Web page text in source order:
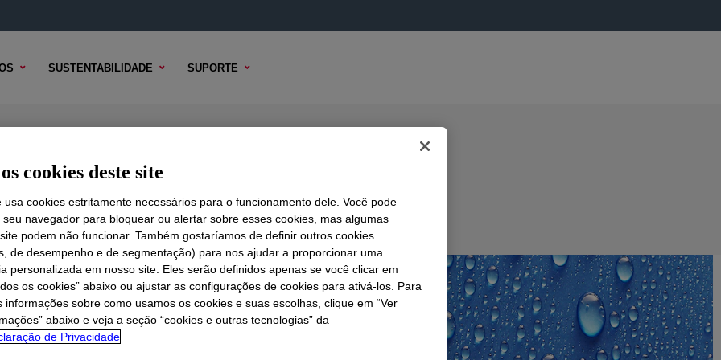
SUSTENTABILIDADE SUPORTE
Rubber
TÉCNICO OPÇÕES DE AMOSTRA OPÇÕES DE COMPRA
cookies deste site
usa cookies estritamente necessários para o funcionamento dele. Você pode
navegador para bloquear ou alertar sobre esses cookies, mas algumas
podem não funcionar. Também gostaríamos de definir outros cookies
de desempenho e de segmentação) para nos ajudar a proporcionar uma
personalizada em nosso site. Eles serão definidos apenas se você clicar em
os cookies” abaixo ou ajustar as configurações de cookies para ativá-los. Para
informações sobre como usamos os cookies e suas escolhas, clique em “Ver
abaixo e veja a seção “cookies e outras tecnologias” da
de Privacidade